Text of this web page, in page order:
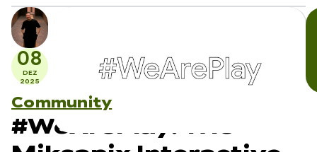
08
DEZ
2025
Community
#WeArePlay: Wie